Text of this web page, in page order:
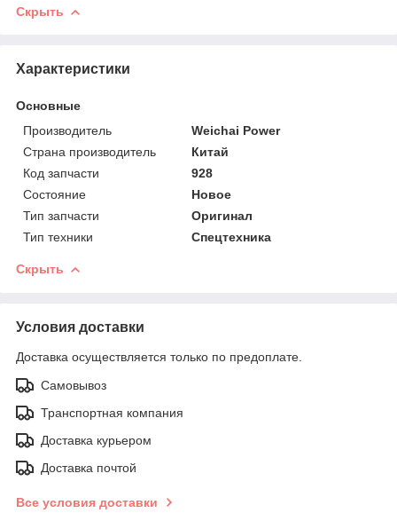
Скрыть
Характеристики
Основные
Производитель
Weichai Power
Страна производитель
Китай
Код запчасти
928
Состояние
Новое
Тип запчасти
Оригинал
Тип техники
Спецтехника
Скрыть
Условия доставки
Доставка осуществляется только по предоплате.
Самовывоз
Транспортная компания
Доставка курьером
Доставка почтой
Все условия доставки